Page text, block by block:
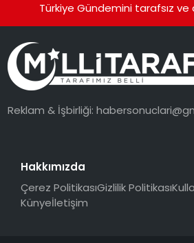
Türkiye Gündemini tarafsız ve
Reklam & İşbirliği:
Hakkımızda
Çerez PolitikasıGizlilik Politikası
Künyeİletişim